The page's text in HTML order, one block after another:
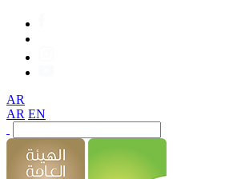
AR
AR EN